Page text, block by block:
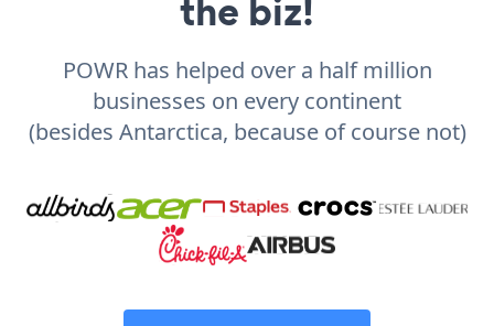
the biz!
POWR has helped over a half million
businesses on every continent
(besides Antarctica, because of course not)